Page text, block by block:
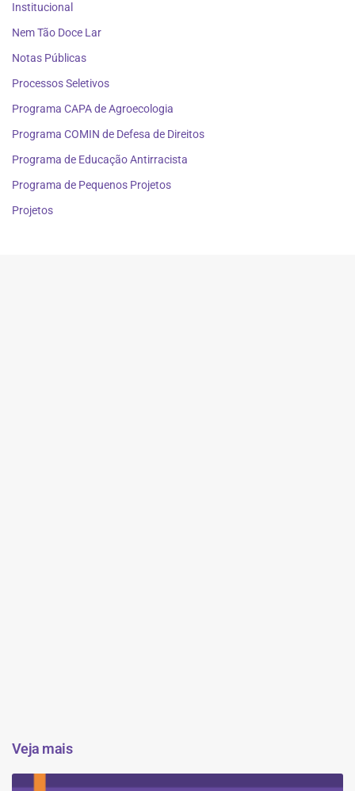
Institucional
Nem Tão Doce Lar
Notas Públicas
Processos Seletivos
Programa CAPA de Agroecologia
Programa COMIN de Defesa de Direitos
Programa de Educação Antirracista
Programa de Pequenos Projetos
Projetos
Veja mais